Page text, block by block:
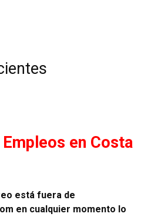
Empleos en Costa
está fuera de
en cualquier momento lo